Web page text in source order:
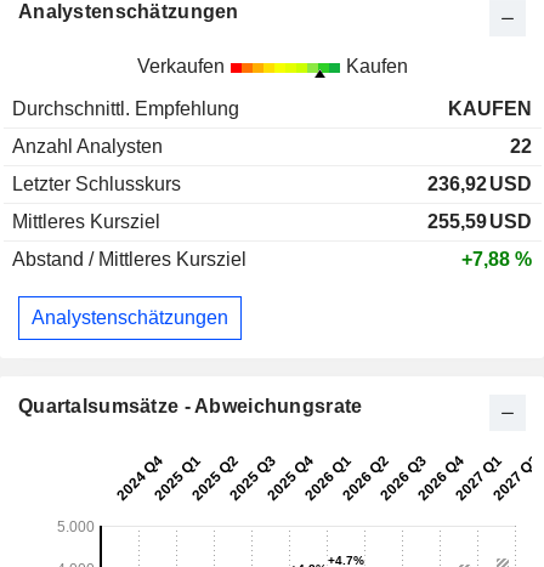
Analystenschätzungen
Verkaufen Kaufen
Durchschnittl. Empfehlung
KAUFEN
Anzahl Analysten
22
Letzter Schlusskurs
236,92USD
Mittleres Kursziel
255,59USD
Abstand / Mittleres Kursziel
+7,88 %
Analystenschätzungen
Quartalsumsätze - Abweichungsrate